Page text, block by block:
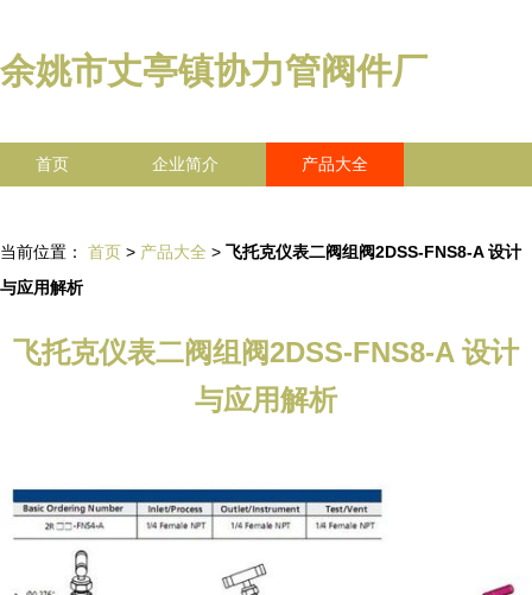
余姚市丈亭镇协力管阀件厂
首页 企业简介 产品大全
当前位置： 首页 > 产品大全 > 飞托克仪表二阀组阀2DSS-FNS8-A 设计
与应用解析
飞托克仪表二阀组阀2DSS-FNS8-A 设计
与应用解析